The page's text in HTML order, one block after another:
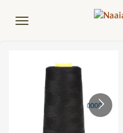
direct
hoofdinhoud